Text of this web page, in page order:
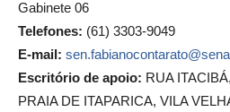
Gabinete 06
Telefones: (61) 3303-9049
E-mail:
Escritório de apoio: RUA
PRAIA DE ITAPARICA, VILA